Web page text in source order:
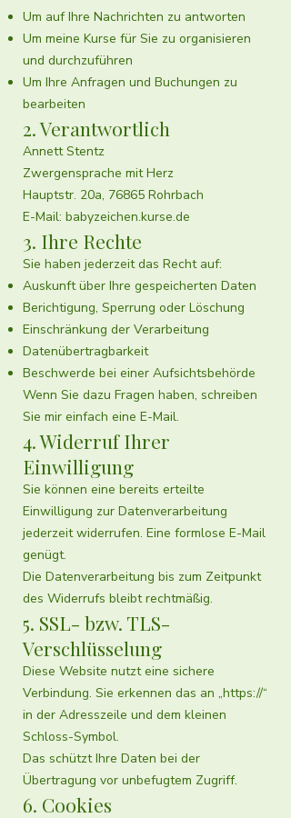
Um auf Ihre Nachrichten zu antworten
Um meine Kurse für Sie zu organisieren
und durchzuführen
Um Ihre Anfragen und Buchungen zu
bearbeiten
2. Verantwortlich
Annett Stentz
Zwergensprache mit Herz
Hauptstr. 20a, 76865 Rohrbach
E-Mail: babyzeichen.kurse.de
3. Ihre Rechte
Sie haben jederzeit das Recht auf:
Auskunft über Ihre gespeicherten Daten
Berichtigung, Sperrung oder Löschung
Einschränkung der Verarbeitung
Datenübertragbarkeit
Beschwerde bei einer Aufsichtsbehörde
Wenn Sie dazu Fragen haben, schreiben
Sie mir einfach eine E-Mail.
4. Widerruf Ihrer
Einwilligung
Sie können eine bereits erteilte
Einwilligung zur Datenverarbeitung
jederzeit widerrufen. Eine formlose E-Mail
genügt.
Die Datenverarbeitung bis zum Zeitpunkt
des Widerrufs bleibt rechtmäßig.
5. SSL- bzw. TLS-
Verschlüsselung
Diese Website nutzt eine sichere
Verbindung. Sie erkennen das an „https://“
in der Adresszeile und dem kleinen
Schloss-Symbol.
Das schützt Ihre Daten bei der
Übertragung vor unbefugtem Zugriff.
6. Cookies